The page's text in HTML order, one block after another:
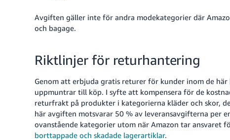
Avgiften gäller inte för andra modekategorier där
och bagage.
Riktlinjer för returhantering
Genom att erbjuda gratis returer för kunder inom de
uppmuntrar till köp. I syfte att kompensera för de
returfrakt på produkter i kategorierna kläder och skor,
här avgiften motsvarar 50 % av leveransavgifterna per
ovanstående kategorier utom när Amazon tar ansvaret
borttappade och skadade lagerartiklar.